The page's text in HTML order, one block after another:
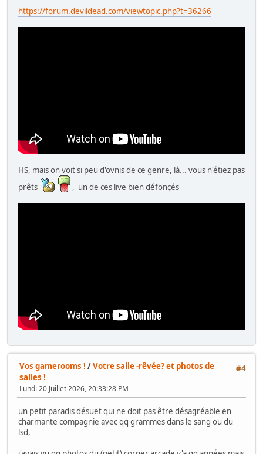
https://forum.devildead.com/viewtopic.php?t=36266
HS, mais on voit si peu d'ovnis de ce genre, là... vous n'étiez pas
prêts
, un de ces live bien défonçés
#4
Vos gamerooms ! /Votre salle -rêvée? et photos de
salles !
Lundi 20 Juillet 2026, 20:33:28 PM
un petit paradis désuet qui ne doit pas être désagréable en
charmante compagnie avec qq grammes dans le sang ou du
lsd,